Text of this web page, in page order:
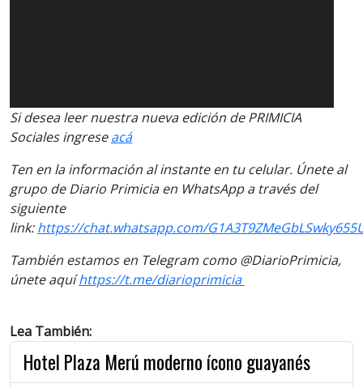
Si desea leer nuestra nueva edición de PRIMICIA
Sociales ingreseacá
Ten en la información al instante en tu celular. Únete al
grupo de Diario Primicia en WhatsApp a través del
siguiente
link:https://chat.whatsapp.com/
También estamos en Telegram como @DiarioPrimicia,
únete aquíhttps://t.me/diarioprimicia
El personal de seguridad se ha reforzado para
tranquilidad de los visitantes
Previous
Lea También:
Hotel Plaza Merú moderno ícono guayanés